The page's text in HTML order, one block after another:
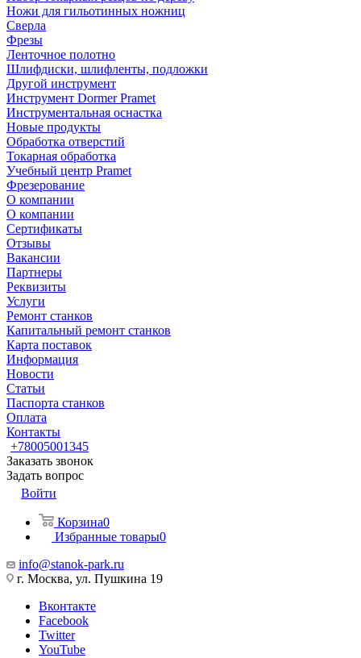
Ножи для гильотинных ножниц
Сверла
Фрезы
Ленточное полотно
Шлифдиски, шлифленты, подложки
Другой инструмент
Инструмент Dormer Pramet
Инструментальная оснастка
Новые продукты
Обработка отверстий
Токарная обработка
Учебный центр Pramet
Фрезерование
О компании
О компании
Сертификаты
Отзывы
Вакансии
Партнеры
Реквизиты
Услуги
Ремонт станков
Капитальный ремонт станков
Карта поставок
Информация
Новости
Статьи
Паспорта станков
Оплата
Контакты
+78005001345
Заказать звонок
Задать вопрос
Войти
Корзина0
Избранные товары0
info@stanok-park.ru
г. Москва, ул. Пушкина 19
Вконтакте
Facebook
Twitter
YouTube